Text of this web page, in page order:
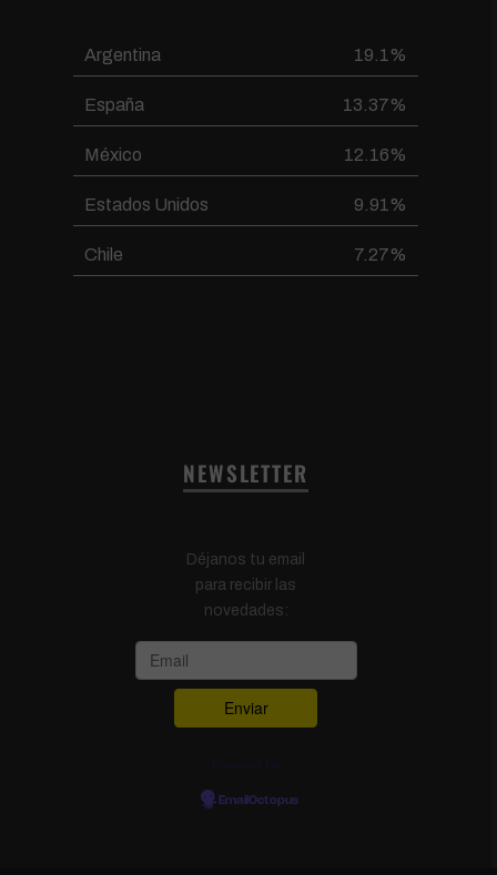
Argentina 19.1%
España 13.37%
México 12.16%
Estados Unidos 9.91%
Chile 7.27%
NEWSLETTER
Déjanos tu email
para recibir las
novedades:
EmailOctopus